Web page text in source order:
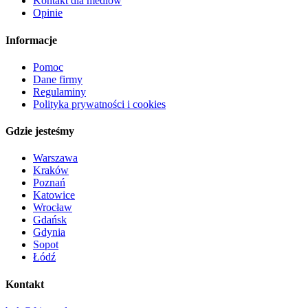
Opinie
Informacje
Pomoc
Dane firmy
Regulaminy
Polityka prywatności i cookies
Gdzie jesteśmy
Warszawa
Kraków
Poznań
Katowice
Wrocław
Gdańsk
Gdynia
Sopot
Łódź
Kontakt